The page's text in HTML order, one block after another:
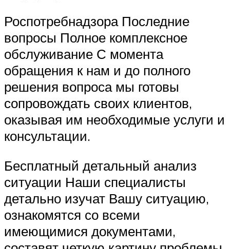
Роспотребнадзора Последние
вопросы Полное комплексное
обслуживание С момента
обращения к нам и до полного
решения вопроса мы готовы
сопровождать своих клиентов,
оказывая им необходимые услуги и
консультации.
Бесплатный детальный анализ
ситуации Наши специалисты
детально изучат Вашу ситуацию,
ознакомятся со всеми
имеющимися документами,